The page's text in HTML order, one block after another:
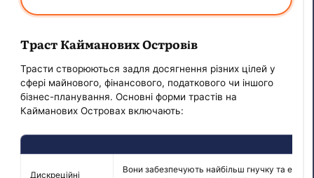
Траст Кайманових Островів
Трасти створюються задля досягнення різних цілей у
сфері майнового, фінансового, податкового чи іншого
бізнес-планування. Основні форми трастів на
Кайманових Островах включають:
Дискреційні
Вони забезпечують найбільш гнучку та